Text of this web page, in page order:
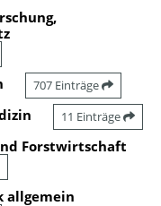
707 Einträge
11 Einträge
Forstwirtschaft
allgemein